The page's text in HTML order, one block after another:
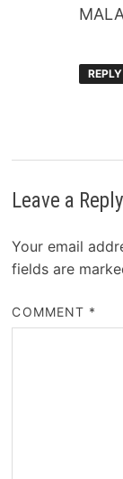
REPLY
Leave a Reply
Your email
fields are
COMMENT *